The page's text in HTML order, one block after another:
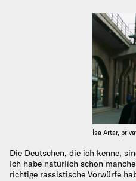
İsa Artar,
Die Deutschen, die ich kenne,
Ich habe natürlich schon
richtige rassistische Vorwürfe